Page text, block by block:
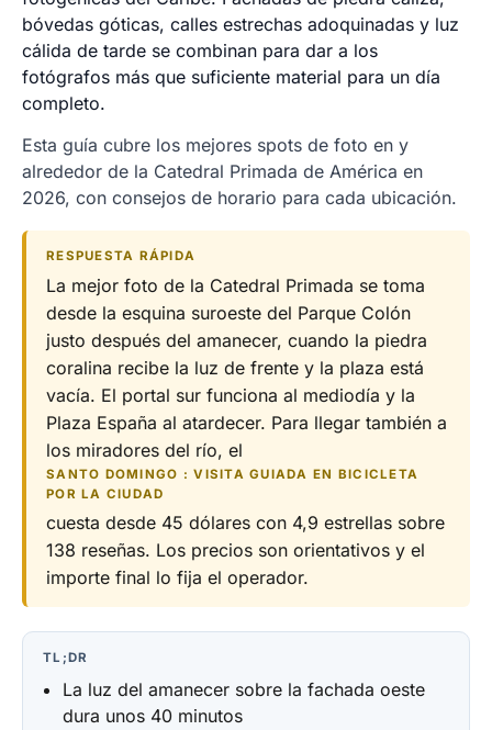
bóvedas góticas, calles estrechas adoquinadas y luz
cálida de tarde se combinan para dar a los
fotógrafos más que suficiente material para un día
completo.
Esta guía cubre los mejores spots de foto en y
alrededor de la Catedral Primada de América en
2026, con consejos de horario para cada ubicación.
RESPUESTA RÁPIDA
La mejor foto de la Catedral Primada se toma
desde la esquina suroeste del Parque Colón
justo después del amanecer, cuando la piedra
coralina recibe la luz de frente y la plaza está
vacía. El portal sur funciona al mediodía y la
Plaza España al atardecer. Para llegar también a
los miradores del río, el
SANTO DOMINGO : VISITA GUIADA EN BICICLETA
POR LA CIUDAD
cuesta desde 45 dólares con 4,9 estrellas sobre
138 reseñas. Los precios son orientativos y el
importe final lo fija el operador.
TL;DR
La luz del amanecer sobre la fachada oeste
dura unos 40 minutos